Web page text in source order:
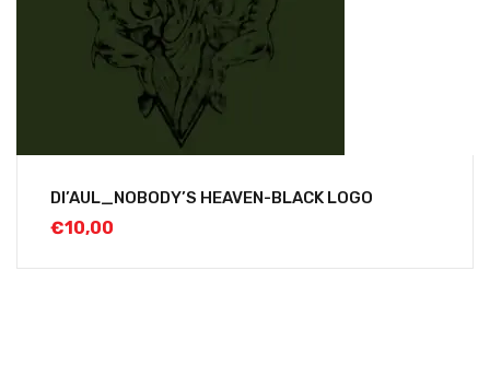
DI’AUL_NOBODY’S HEAVEN-BLACK LOGO
€10,00